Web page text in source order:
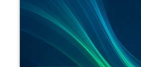
DANAS NA PROGRAMU
Servisne informacije
07:30 - 08:00